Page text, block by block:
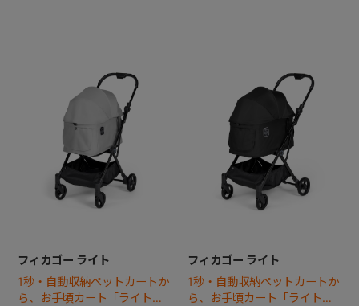
フィカゴー ライト
1秒・自動収納ペットカートか
ら、お手頃カート「ライト」
フィカゴー ライト
1秒・自動収納ペットカートか
ら、お手頃カート「ライト」